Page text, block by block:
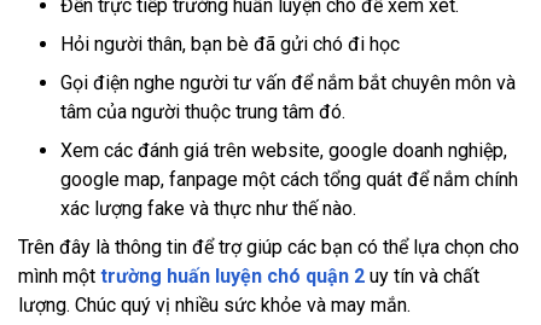
Đến trực tiếp trường huấn luyện chó để xem xét.
Hỏi người thân, bạn bè đã gửi chó đi học
Gọi điện nghe người tư vấn để nắm bắt chuyên môn và
tâm của người thuộc trung tâm đó.
Xem các đánh giá trên website, google doanh nghiệp,
google map, fanpage một cách tổng quát để nắm chính
xác lượng fake và thực như thế nào.
Trên đây là thông tin để trợ giúp các bạn có thể lựa chọn cho
mình một trường huấn luyện chó quận 2 uy tín và chất
lượng. Chúc quý vị nhiều sức khỏe và may mắn.